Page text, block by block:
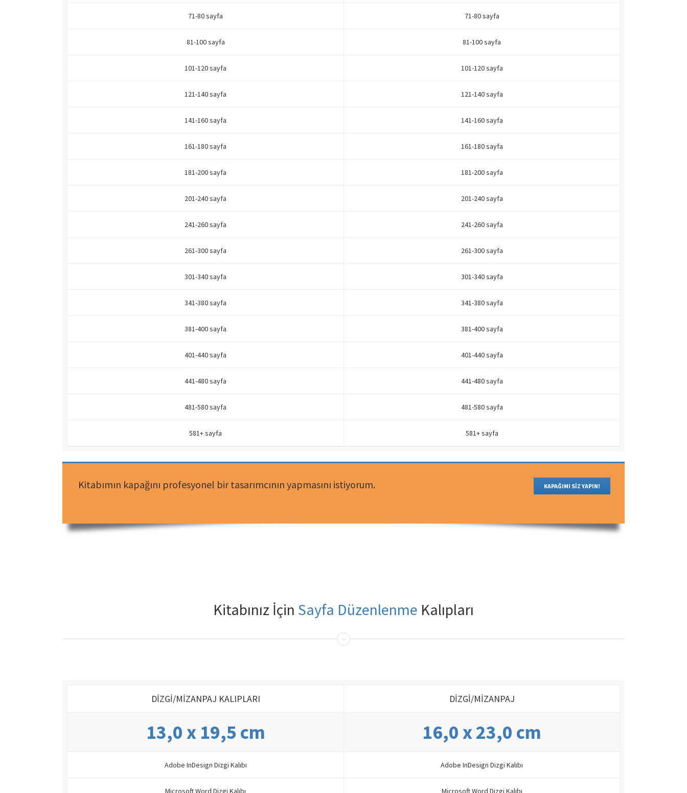
71-80 sayfa
81-100 sayfa
101-120 sayfa
121-140 sayfa
141-160 sayfa
161-180 sayfa
181-200 sayfa
201-240 sayfa
241-260 sayfa
261-300 sayfa
301-340 sayfa
341-380 sayfa
381-400 sayfa
401-440 sayfa
441-480 sayfa
481-580 sayfa
581+ sayfa
71-80 sayfa
81-100 sayfa
101-120 sayfa
121-140 sayfa
141-160 sayfa
161-180 sayfa
181-200 sayfa
201-240 sayfa
241-260 sayfa
261-300 sayfa
301-340 sayfa
341-380 sayfa
381-400 sayfa
401-440 sayfa
441-480 sayfa
481-580 sayfa
581+ sayfa
KAPAĞIMI SİZ YAPIN!
Kitabımın kapağını profesyonel bir tasarımcının yapmasını istiyorum.
Kitabınız İçin Sayfa Düzenlenme Kalıpları
DİZGİ/MİZANPAJ KALIPLARI
13,0 x 19,5 cm
Adobe InDesign Dizgi Kalıbı
Microsoft Word Dizgi Kalıbı
DİZGİ/MİZANPAJ
16,0 x 23,0 cm
Adobe InDesign Dizgi Kalıbı
Microsoft Word Dizgi Kalıbı